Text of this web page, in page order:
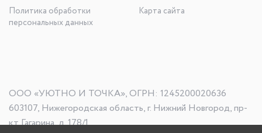
Политика обработки
персональных данных
Карта сайта
ООО «УЮТНО И ТОЧКА», ОГРН: 1245200020636
603107, Нижегородская область, г. Нижний Новгород, пр-
кт Гагарина, д. 178/1